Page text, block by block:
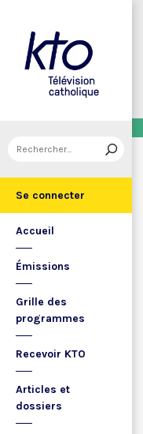
Se connecter
Accueil
Émissions
Grille des
programmes
Recevoir KTO
Articles et
dossiers